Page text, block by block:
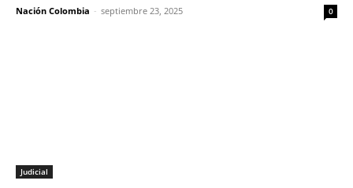
Nación Colombia - septiembre 23, 2025 0
Judicial